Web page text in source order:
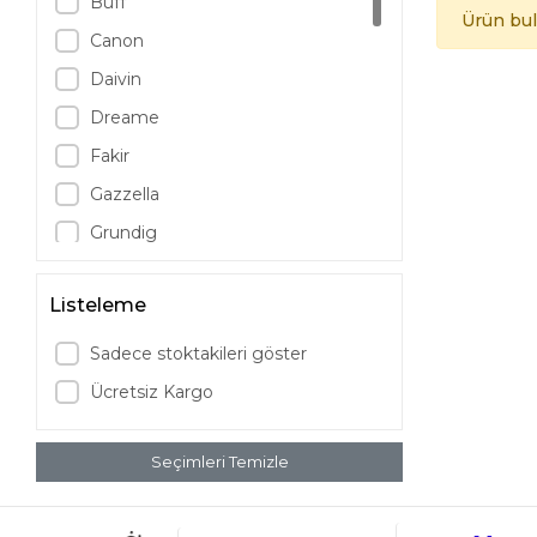
Canon
Daivin
Dreame
Fakir
Gazzella
Grundig
LG
Logitech
Marshall
Nespresso
Listeleme
Sadece stoktakileri göster
Ücretsiz Kargo
Seçimleri Temizle
Ürün